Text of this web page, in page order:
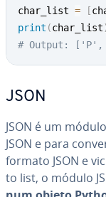
char_list = [
print (char_list
# Output:
JSON
JSON é um
JSON e para
formato JSON e
to list, o módulo